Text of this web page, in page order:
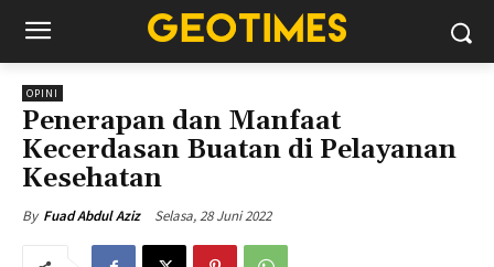
OPINI
Penerapan dan Manfaat
Kecerdasan Buatan di Pelayanan
Kesehatan
By Fuad Abdul Aziz Selasa, 28 Juni 2022